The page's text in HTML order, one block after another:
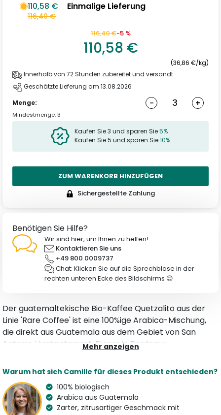
110,58 €
116,40 €
Einmalige Lieferung
116,40 €-5 %
110,58 €
(36,86 €/kg)
Innerhalb von 72 Stunden zubereitet und versandt
Geschätzte Lieferung am 13.08.2026
Menge:
- +
Mindestmenge: 3
Kaufen Sie 3 und sparen Sie5%
Kaufen Sie 5 und sparen Sie10%
ZUM WARENKORB HINZUFÜGEN
Sichergestellte Zahlung
Benötigen Sie Hilfe?
Wir sind hier, um Ihnen zu helfen!
Kontaktieren Sie uns
+49 800 0009737
Chat: Klicken Sie auf die Sprechblase in der
rechten unteren Ecke des Bildschirms 😊
Der guatemaltekische Bio-Kaffee Quetzalito aus der
Linie 'Rare Coffee' ist eine 100%ige Arabica-Mischung,
die direkt aus Guatemala aus dem Gebiet von San
Antonio Huista stammt. Dieser in Bordeaux
Kakaonoten, hat einen feinen Geschmack und einen
angenehmen, ausgewogenen Körper.
Merkmale
Mehr anzeigen
Warum hat sich Camille für dieses Produkt entschieden?
100% biologisch
Arabica aus Guatemala
Zarter, zitrusartiger Geschmack mit